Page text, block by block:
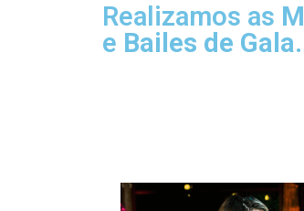
Realizamos as
e Bailes de Gala.